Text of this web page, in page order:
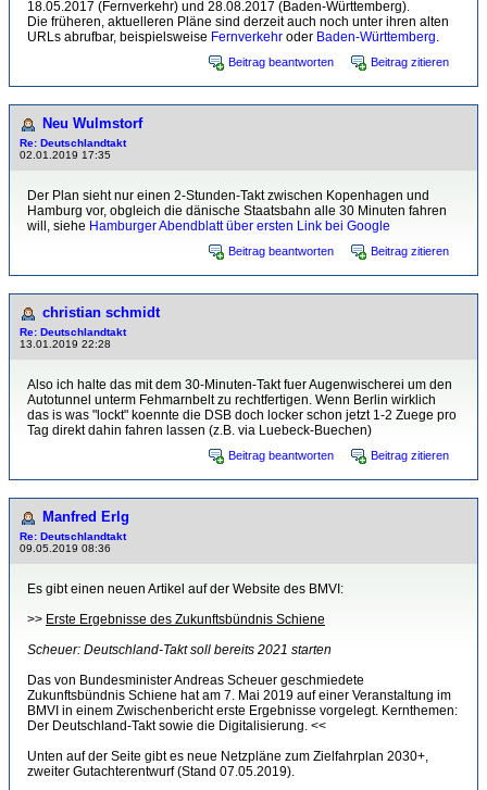
18.05.2017 (Fernverkehr) und 28.08.2017 (Baden-Württemberg).
Die früheren, aktuelleren Pläne sind derzeit auch noch unter ihren alten
URLs abrufbar, beispielsweise Fernverkehr oder Baden-Württemberg.
Beitrag beantworten Beitrag zitieren
Neu Wulmstorf
Re: Deutschlandtakt
02.01.2019 17:35
Der Plan sieht nur einen 2-Stunden-Takt zwischen Kopenhagen und
Hamburg vor, obgleich die dänische Staatsbahn alle 30 Minuten fahren
will, siehe Hamburger Abendblatt über ersten Link bei Google
Beitrag beantworten Beitrag zitieren
christian schmidt
Re: Deutschlandtakt
13.01.2019 22:28
Also ich halte das mit dem 30-Minuten-Takt fuer Augenwischerei um den
Autotunnel unterm Fehmarnbelt zu rechtfertigen. Wenn Berlin wirklich
das is was "lockt" koennte die DSB doch locker schon jetzt 1-2 Zuege pro
Tag direkt dahin fahren lassen (z.B. via Luebeck-Buechen)
Beitrag beantworten Beitrag zitieren
Manfred Erlg
Re: Deutschlandtakt
09.05.2019 08:36
Es gibt einen neuen Artikel auf der Website des BMVI:
>> Erste Ergebnisse des Zukunftsbündnis Schiene
Scheuer: Deutschland-Takt soll bereits 2021 starten
Das von Bundesminister Andreas Scheuer geschmiedete
Zukunftsbündnis Schiene hat am 7. Mai 2019 auf einer Veranstaltung im
BMVI in einem Zwischenbericht erste Ergebnisse vorgelegt. Kernthemen:
Der Deutschland-Takt sowie die Digitalisierung. <<
Unten auf der Seite gibt es neue Netzpläne zum Zielfahrplan 2030+,
zweiter Gutachterentwurf (Stand 07.05.2019).